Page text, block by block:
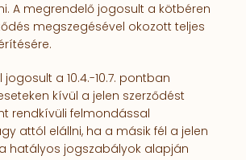
A megrendelő jogosult a kötbéren
megsze­gésével okozott teljes
jogosult a 10.4.-10.7. pontban
kívül a jelen szerződést
rendkívüli felmondással
attól elállni, ha a másik fél a jelen
hatályos jogszabályok alapján